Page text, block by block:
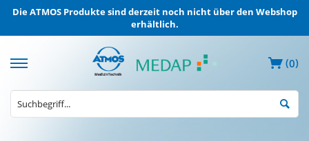
Die ATMOS Produkte sind derzeit noch nicht über den Webshop
erhältlich.
(0)